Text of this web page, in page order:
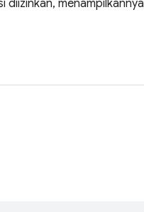
menampilkannya